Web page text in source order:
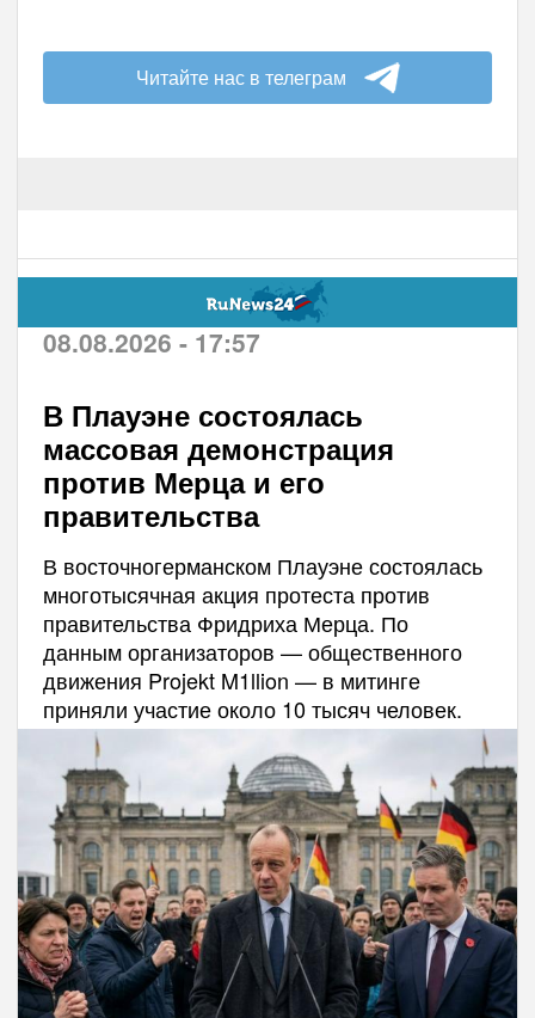
Читайте нас в телеграм
08.08.2026 - 17:57
В Плауэне состоялась
массовая демонстрация
против Мерца и его
правительства
В восточногерманском Плауэне состоялась
многотысячная акция протеста против
правительства Фридриха Мерца. По
данным организаторов — общественного
движения Projekt M1llion — в митинге
приняли участие около 10 тысяч человек.